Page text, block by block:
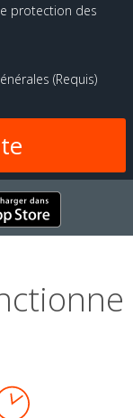
protection des
Requis